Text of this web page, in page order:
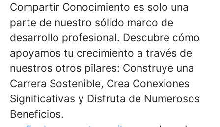
Compartir Conocimiento es solo una
parte de nuestro sólido marco de
desarrollo profesional. Descubre cómo
apoyamos tu crecimiento a través de
nuestros otros pilares: Construye una
Carrera Sostenible, Crea Conexiones
Significativas y Disfruta de Numerosos
Beneficios.